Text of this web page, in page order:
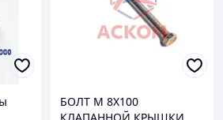
БОЛТ М 8Х100